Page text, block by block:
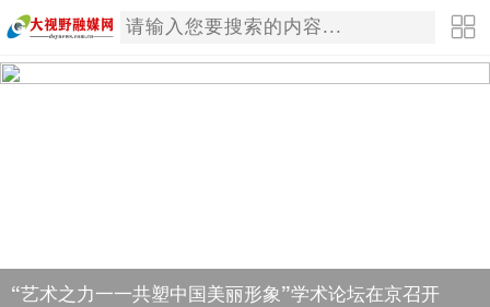
“艺术之力一一共塑中国美丽形象”学术论坛在京召开